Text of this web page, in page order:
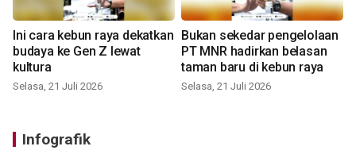
Ini cara kebun raya dekatkan
budaya ke Gen Z lewat
kultura
Selasa, 21 Juli 2026
Bukan sekedar pengelolaan
PT MNR hadirkan belasan
taman baru di kebun raya
Selasa, 21 Juli 2026
Infografik